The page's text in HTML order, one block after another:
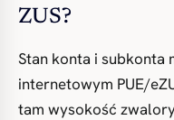
ZUS?
Stan konta i subkonta
internetowym PUE/
tam wysokość